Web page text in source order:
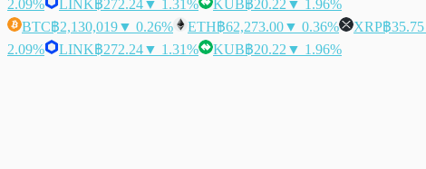
2.09%
LINK฿272.24▼ 1.31% KUB฿20.22 ▼ 1.96%
BTC฿2,130,019▼ 0.26% ETH฿62,273.00▼ 0.36% XRP฿35.75
2.09%
LINK฿272.24▼ 1.31% KUB฿20.22 ▼ 1.96%